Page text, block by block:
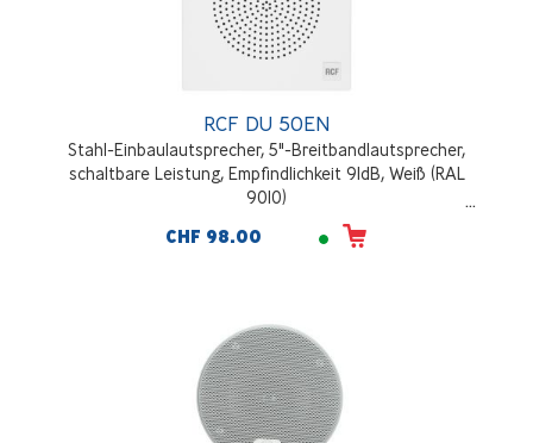
RCF DU 50EN
Stahl-Einbaulautsprecher, 5"-Breitbandlautsprecher,
schaltbare Leistung, Empfindlichkeit 91dB, Weiß (RAL
9010)
CHF 98.00